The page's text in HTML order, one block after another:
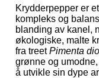
Krydderpepper er
kompleks og
blanding av kanel,
økologiske, malte
fra treetPimenta
grønne og
å utvikle sin dype